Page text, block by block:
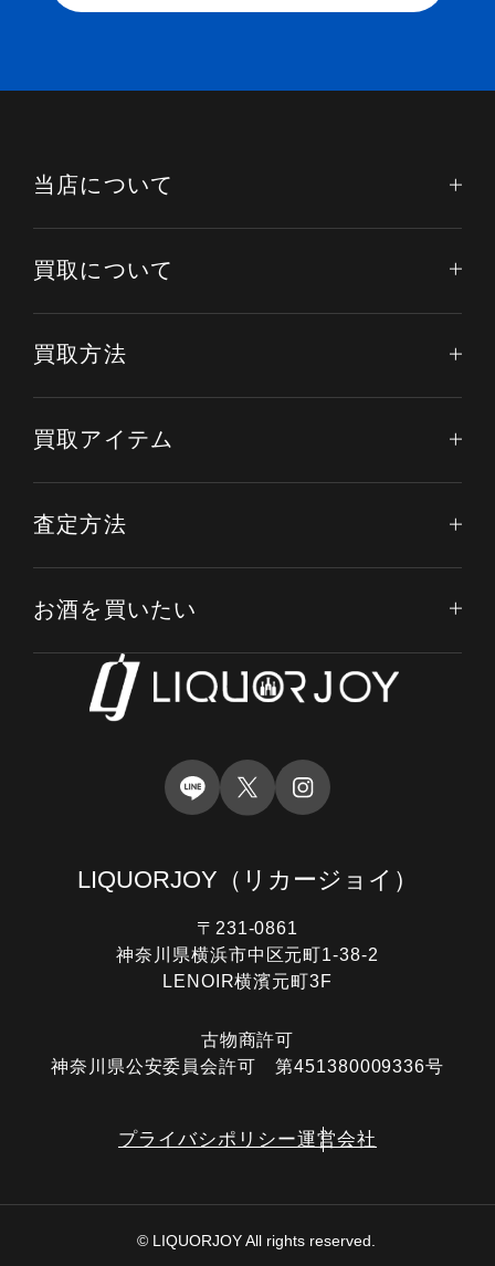
LIQUORJOY （リカージョイ）
〒231-0861
神奈川県横浜市中区元町1-38-2
LENOIR横濱元町3F
古物商許可
神奈川県公安委員会許可 第451380009336号
プライバシポリシー運営会社
© LIQUORJOY All rights reserved.
当店について
買取について
買取方法
買取アイテム
査定方法
お酒を買いたい